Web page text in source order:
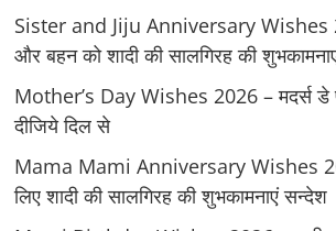
Sister and Jiju Anniversary Wishes
और बहन को शादी की सालगिरह की
Mother’s Day Wishes 2026 – मदर्स डे
दीजिये दिल से
Mama Mami Anniversary Wishes
लिए शादी की सालगिरह की शुभकामनाएं सन्देश